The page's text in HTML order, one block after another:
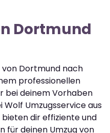
Dortmund
von Dortmund nach
professionellen
bei deinem Vorhaben
Umzugsservice aus
dir effiziente und
für deinen Umzug von